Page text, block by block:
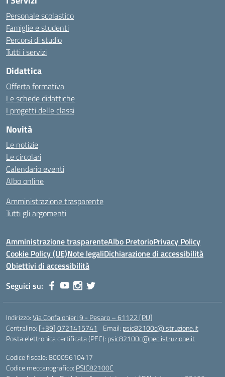
Personale scolastico
Famiglie e studenti
Percorsi di studio
Tutti i servizi
Didattica
Offerta formativa
Le schede didattiche
I progetti delle classi
Novità
Le notizie
Le circolari
Calendario eventi
Albo online
Amministrazione trasparente
Tutti gli argomenti
Amministrazione trasparenteAlbo PretorioPrivacy Policy
Cookie Policy (UE)Note legaliDichiarazione di accessibilità
Obiettivi di accessibilità
Seguici su:
Indirizzo:Via Confalonieri 9 - Pesaro – 61122 [PU]
Centralino: [+39] 0721415741 Email: psic82100c@istruzione.it
Posta elettronica certificata (PEC): psic82100c@pec.istruzione.it
Codice fiscale: 80005610417
Codice meccanografico: PSIC82100C